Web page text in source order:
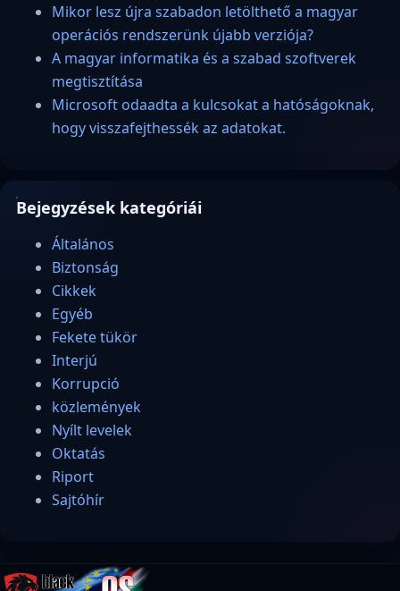
Mikor lesz újra szabadon letölthető a magyar
operációs rendszerünk újabb verziója?
A magyar informatika és a szabad szoftverek
megtisztítása
Microsoft odaadta a kulcsokat a hatóságoknak,
hogy visszafejthessék az adatokat.
Bejegyzések kategóriái
Általános
Biztonság
Cikkek
Egyéb
Fekete tükör
Interjú
Korrupció
közlemények
Nyílt levelek
Oktatás
Riport
Sajtóhír